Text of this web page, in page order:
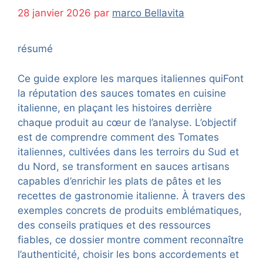
28 janvier 2026 par marco Bellavita
résumé
Ce guide explore les marques italiennes quiFont
la réputation des sauces tomates en cuisine
italienne, en plaçant les histoires derrière
chaque produit au cœur de l’analyse. L’objectif
est de comprendre comment des Tomates
italiennes, cultivées dans les terroirs du Sud et
du Nord, se transforment en sauces artisans
capables d’enrichir les plats de pâtes et les
recettes de gastronomie italienne. À travers des
exemples concrets de produits emblématiques,
des conseils pratiques et des ressources
fiables, ce dossier montre comment reconnaître
l’authenticité, choisir les bons accordements et